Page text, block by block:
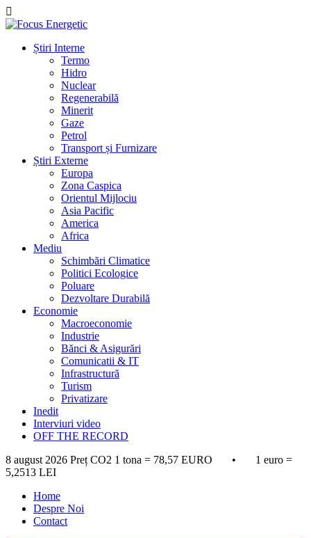
Știri Interne
Termo
Hidro
Nuclear
Regenerabilă
Minerit
Gaze
Petrol
Transport și Furnizare
Știri Externe
Europa
Zona Caspica
Orientul Mijlociu
Asia Pacific
America
Africa
Mediu
Schimbări Climatice
Politici Ecologice
Poluare
Dezvoltare Durabilă
Economie
Macroeconomie
Industrie
Bănci & Asigurări
Comunicatii & IT
Infrastructură
Turism
Privatizare
Inedit
Interviuri video
OFF THE RECORD
8 august 2026 Preț CO2 1 tona = 78,57 EURO • 1 euro =
5,2513 LEI
Home
Despre Noi
Contact